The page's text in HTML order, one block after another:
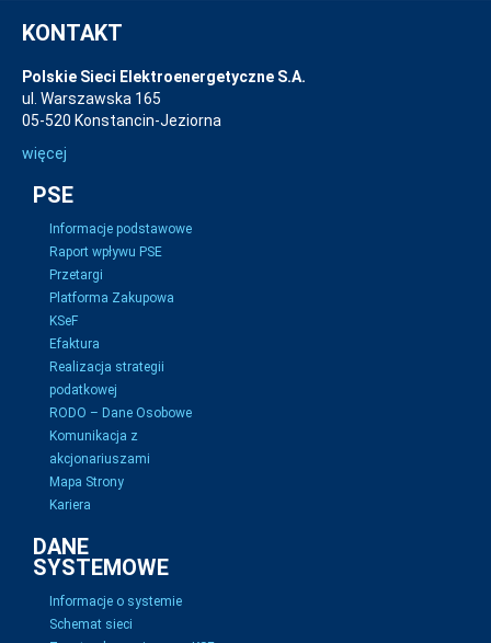
KONTAKT
Polskie Sieci Elektroenergetyczne S.A.
ul. Warszawska 165
05-520 Konstancin-Jeziorna
więcej
PSE
Informacje podstawowe
Raport wpływu PSE
Przetargi
Platforma Zakupowa
KSeF
Efaktura
Realizacja strategii
podatkowej
RODO – Dane Osobowe
Komunikacja z
akcjonariuszami
Mapa Strony
Kariera
DANE
SYSTEMOWE
Informacje o systemie
Schemat sieci